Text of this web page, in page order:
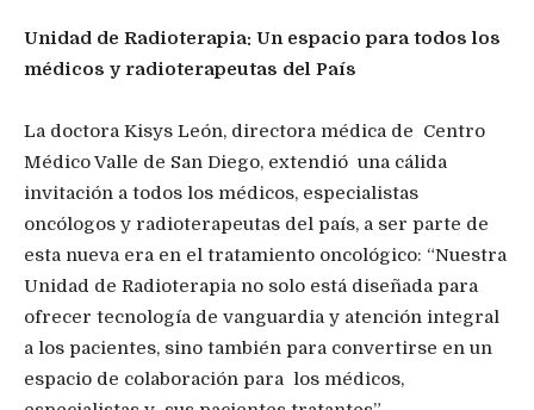
Unidad de Radioterapia: Un espacio para todos los
médicos y radioterapeutas del País
La doctora Kisys León, directora médica de Centro
Médico Valle de San Diego, extendió una cálida
invitación a todos los médicos, especialistas
oncólogos y radioterapeutas del país, a ser parte de
esta nueva era en el tratamiento oncológico: “Nuestra
Unidad de Radioterapia no solo está diseñada para
ofrecer tecnología de vanguardia y atención integral
a los pacientes, sino también para convertirse en un
espacio de colaboración para los médicos,